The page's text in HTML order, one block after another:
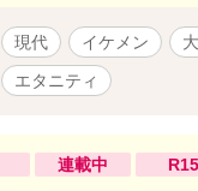
現代 イケメン
エタニティ
連載中 R15